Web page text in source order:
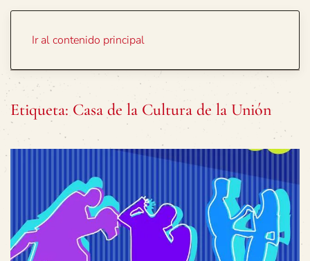
Ir al contenido principal
Etiqueta: Casa de la Cultura de la Unión